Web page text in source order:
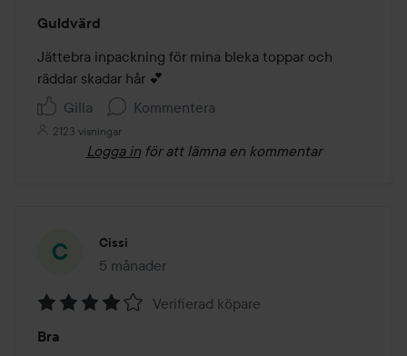
5
av
5
Guldvärd
Jättebra inpackning för mina bleka toppar och
räddar skadar hår 💕
Gilla
Kommentera
2123 visningar
Logga in för att lämna en kommentar
Cissi
5 månader
Inlägget skapades 5 månader
4
Verifierad köpare
Bra